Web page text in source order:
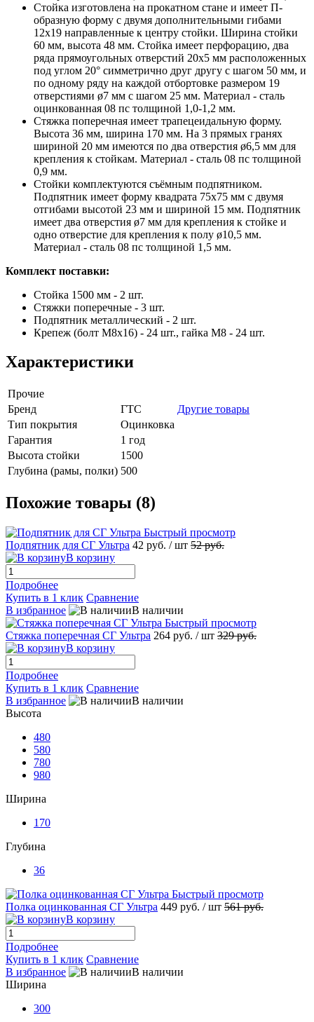
Стойка изготовлена на прокатном стане и имеет П-
образную форму с двумя дополнительными гибами
12х19 направленные к центру стойки. Ширина стойки
60 мм, высота 48 мм. Стойка имеет перфорацию, два
ряда прямоугольных отверстий 20х5 мм расположенных
под углом 20° симметрично друг другу с шагом 50 мм, и
по одному ряду на каждой отбортовке размером 19
отверстиями ø7 мм с шагом 25 мм. Материал - сталь
оцинкованная 08 пс толщиной 1,0-1,2 мм.
Стяжка поперечная имеет трапецеидальную форму.
Высота 36 мм, ширина 170 мм. На 3 прямых гранях
шириной 20 мм имеются по два отверстия ø6,5 мм для
крепления к стойкам. Материал - сталь 08 пс толщиной
0,9 мм.
Стойки комплектуются съёмным подпятником.
Подпятник имеет форму квадрата 75х75 мм с двумя
отгибами высотой 23 мм и шириной 15 мм. Подпятник
имеет два отверстия ø7 мм для крепления к стойке и
одно отверстие для крепления к полу ø10,5 мм.
Материал - сталь 08 пс толщиной 1,5 мм.
Комплект поставки:
Стойка 1500 мм - 2 шт.
Стяжки поперечные - 3 шт.
Подпятник металлический - 2 шт.
Крепеж (болт М8х16) - 24 шт., гайка М8 - 24 шт.
Характеристики
Прочие
Бренд
ГТС
Другие товары
Тип покрытия
Оцинковка
Гарантия
1 год
Высота стойки
1500
Глубина (рамы, полки) 500
Похожие товары (8)
Быстрый просмотр
Подпятник для СГ Ультра 42 руб. / шт 52 руб.
В корзину
Подробнее
Купить в 1 клик Сравнение
В избранное
В наличии
Быстрый просмотр
Стяжка поперечная СГ Ультра 264 руб. / шт 329 руб.
В корзину
Подробнее
Купить в 1 клик Сравнение
В избранное
В наличии
Высота
480
580
780
980
Ширина
170
Глубина
36
Быстрый просмотр
Полка оцинкованная СГ Ультра 449 руб. / шт 561 руб.
В корзину
Подробнее
Купить в 1 клик Сравнение
В избранное
В наличии
Ширина
300